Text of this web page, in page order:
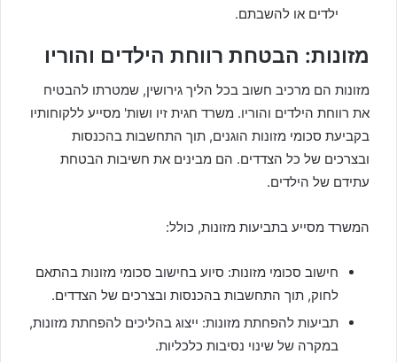
ילדים או להשבתם.
מזונות: הבטחת רווחת הילדים והוריו
מזונות הם מרכיב חשוב בכל הליך גירושין, שמטרתו להבטיח
את רווחת הילדים והוריו. משרד חגית זיו ושות' מסייע ללקוחותיו
בקביעת סכומי מזונות הוגנים, תוך התחשבות בהכנסות
ובצרכים של כל הצדדים. הם מבינים את חשיבות הבטחת
עתידם של הילדים.
המשרד מסייע בתביעות מזונות, כולל:
חישוב סכומי מזונות: סיוע בחישוב סכומי מזונות בהתאם
לחוק, תוך התחשבות בהכנסות ובצרכים של הצדדים.
תביעות להפחתת מזונות: ייצוג בהליכים להפחתת מזונות,
במקרה של שינוי נסיבות כלכליות.